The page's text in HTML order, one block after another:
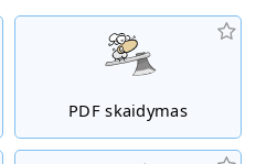
PDF skaidymas